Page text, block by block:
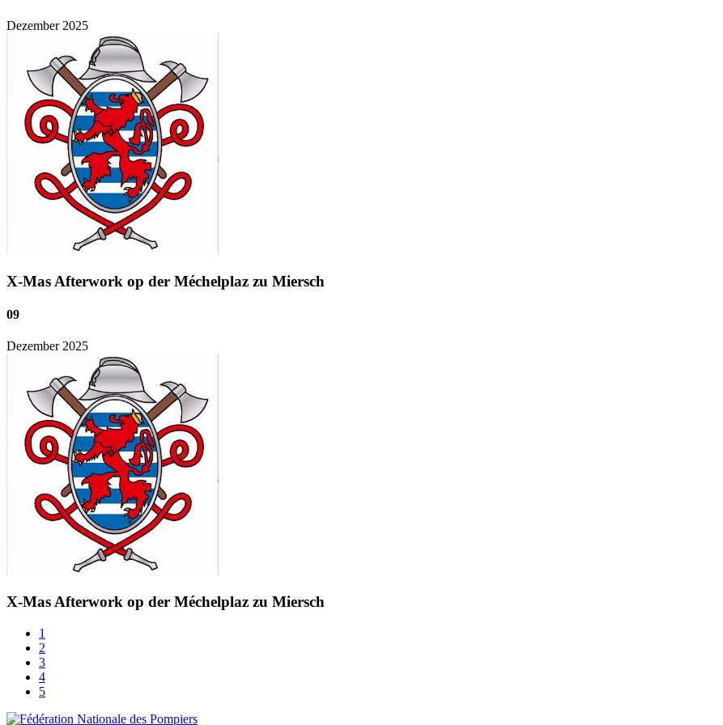
Dezember 2025
X-Mas Afterwork op der Méchelplaz zu Miersch
09
Dezember 2025
X-Mas Afterwork op der Méchelplaz zu Miersch
1
2
3
4
5